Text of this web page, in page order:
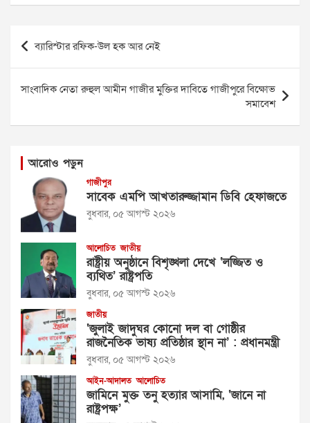
Post
navigation
ব্যারিস্টার রফিক-উল হক আর নেই
সাংবাদিক নেতা রুহুল আমীন গাজীর মুক্তির দাবিতে গাজীপুরে বিক্ষোভ
সমাবেশ
আরোও পড়ুন
গাজীপুর
সাবেক এমপি আখতারুজ্জামান ডিবি হেফাজতে
বুধবার, ০৫ আগস্ট ২০২৬
আলোচিত জাতীয়
রাষ্ট্রীয় অনুষ্ঠানে বিশৃঙ্খলা দেখে ‘লজ্জিত ও
ব্যথিত’ রাষ্ট্রপতি
বুধবার, ০৫ আগস্ট ২০২৬
জাতীয়
‘জুলাই জাদুঘর কোনো দল বা গোষ্ঠীর
রাজনৈতিক ভাষ্য প্রতিষ্ঠার স্থান না’ : প্রধানমন্ত্রী
বুধবার, ০৫ আগস্ট ২০২৬
আইন-আদালত আলোচিত
জামিনে মুক্ত তনু হত্যার আসামি, ‘জানে না
রাষ্ট্রপক্ষ’